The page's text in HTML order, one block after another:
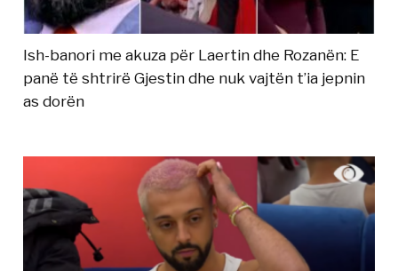
Ish-banori me akuza për Laertin dhe Rozanën: E
panë të shtrirë Gjestin dhe nuk vajtën t’ia jepnin
as dorën